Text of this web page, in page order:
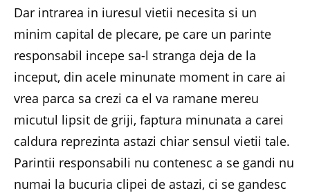
Dar intrarea in iuresul vietii necesita si un
minim capital de plecare, pe care un parinte
responsabil incepe sa-l stranga deja de la
inceput, din acele minunate moment in care ai
vrea parca sa crezi ca el va ramane mereu
micutul lipsit de griji, faptura minunata a carei
caldura reprezinta astazi chiar sensul vietii tale.
Parintii responsabili nu contenesc a se gandi nu
numai la bucuria clipei de astazi, ci se gandesc